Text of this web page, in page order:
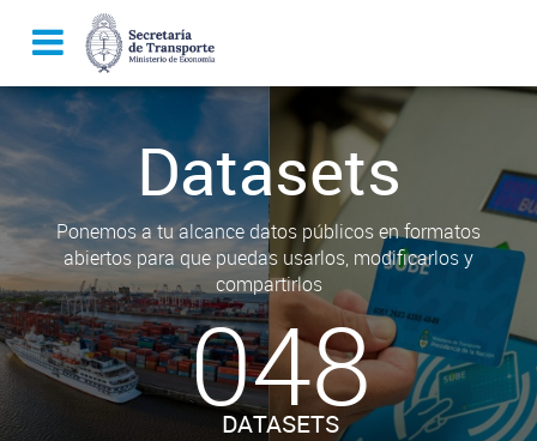
Datasets
Ponemos a tu alcance datos públicos en formatos
abiertos para que puedas usarlos, modificarlos y
compartirlos
048
DATASETS